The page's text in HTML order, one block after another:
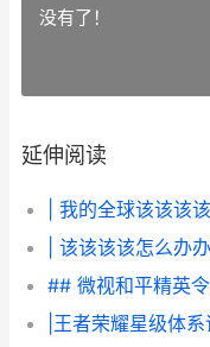
没有了！
延伸阅读
| 我的全球该该该
## 微视和平精英